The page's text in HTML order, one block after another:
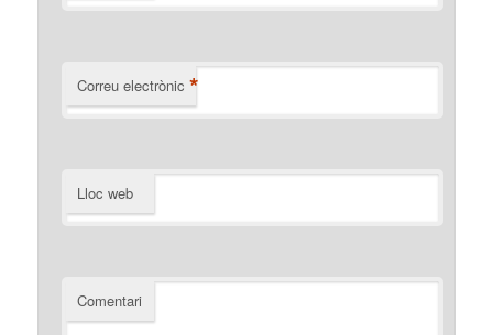
Correu electrònic *
Lloc web
Comentari